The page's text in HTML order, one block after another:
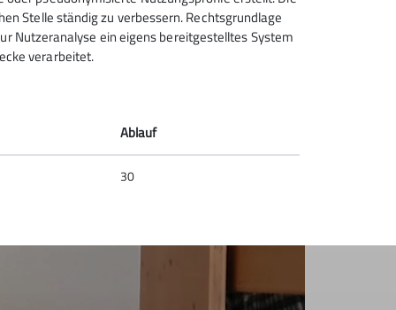
Stelle ständig zu verbessern. Rechtsgrundlage
Nutzeranalyse ein eigens bereitgestelltes System
verarbeitet.
Ablauf
30